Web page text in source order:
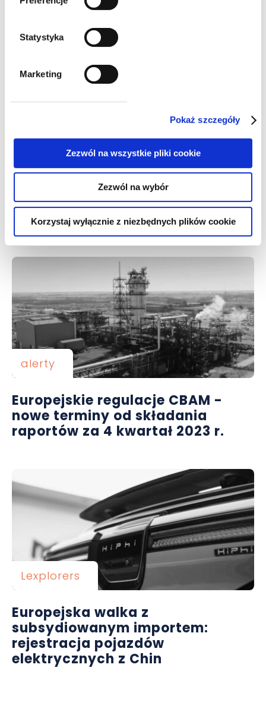
Statystyka
Marketing
Pokaż szczegóły
Zezwól na wszystkie pliki cookie
Zezwól na wybór
Korzystaj wyłącznie z niezbędnych plików cookie
Sprzedaż energii – ceny ujemne
Ceny energii bez zmian?
alerty
Europejskie regulacje CBAM -
nowe terminy od składania
raportów za 4 kwartał 2023 r.
Lexplorers
Europejska walka z
subsydiowanym importem:
rejestracja pojazdów
elektrycznych z Chin